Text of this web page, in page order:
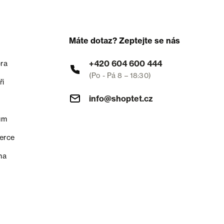
Máte dotaz? Zeptejte se nás
+420 604 600 444
(Po - Pá 8 – 18:30)
info@shoptet.cz